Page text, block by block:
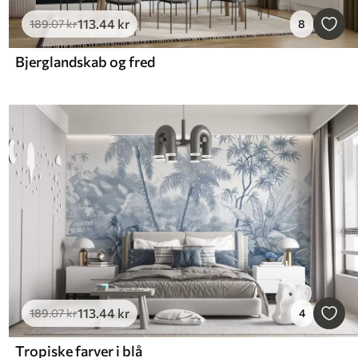
189.07kr113.44 kr 8
Bjerglandskab og fred
189.07kr113.44 kr 4
Tropiske farver i blå